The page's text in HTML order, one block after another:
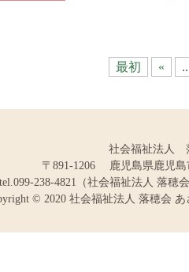
最初 «
社会福祉法人
〒891-1206 鹿児島県鹿児島
tel.099-238-4821（社会福祉法人 落穂
© 2020 社会福祉法人 落穂会